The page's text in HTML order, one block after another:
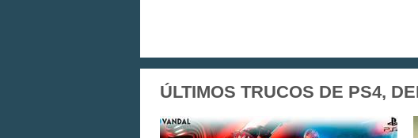
ÚLTIMOS TRUCOS DE PS4,